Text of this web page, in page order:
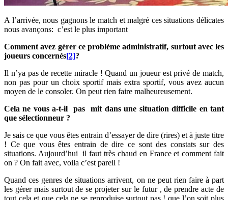
A l’arrivée, nous gagnons le match et malgré ces situations délicates
nous avançons: c’est le plus important
Comment avez gérer ce problème administratif, surtout avec les
joueurs concernés[2]?
Il n’ya pas de recette miracle ! Quand un joueur est privé de match,
non pas pour un choix sportif mais extra sportif, vous avez aucun
moyen de le consoler. On peut rien faire malheureusement.
Cela ne vous a-t-il pas mit dans une situation difficile en tant
que sélectionneur ?
Je sais ce que vous êtes entrain d’essayer de dire (rires) et à juste titre
! Ce que vous êtes entrain de dire ce sont des constats sur des
situations. Aujourd’hui il faut très chaud en France et comment fait
on ? On fait avec, voila c’est pareil !
Quand ces genres de situations arrivent, on ne peut rien faire à part
les gérer mais surtout de se projeter sur le futur , de prendre acte de
tout cela et que cela ne se reproduise surtout pas ! que l’on soit plus